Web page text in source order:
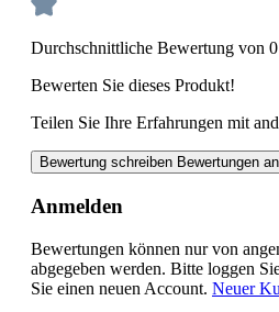
Durchschnittliche Bewertung von
Bewerten Sie dieses Produkt!
Teilen Sie Ihre Erfahrungen mit
Bewertung schreiben Bewertungen
Anmelden
Bewertungen können nur von
abgegeben werden. Bitte loggen
Sie einen neuen Account. Neuer